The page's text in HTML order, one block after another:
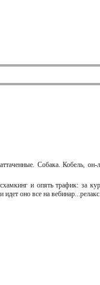
Собака. Кобель, он-
и опять трафик: за
оно все на